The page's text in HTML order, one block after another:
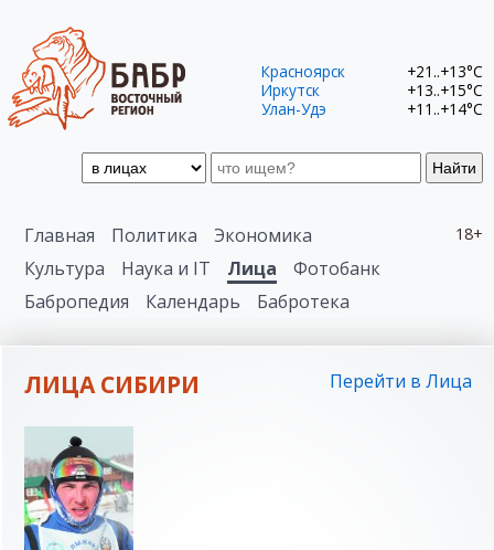
Найти
Красноярск
+21..+13°C
Иркутск
+13..+15°C
Улан-Удэ
+11..+14°C
18+
Главная Политика
Экономика
Культура
Наука и IT Лица
Фотобанк
Бабропедия
Календарь Бабротека
ЛИЦА СИБИРИ Перейти в Лица